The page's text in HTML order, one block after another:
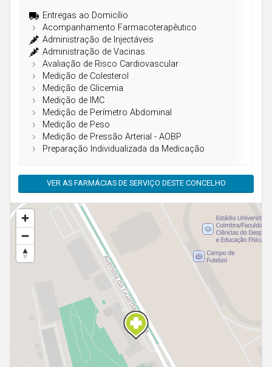
Entregas ao Domicílio
Acompanhamento Farmacoterapêutico
Administração de Injectáveis
Administração de Vacinas
Avaliação de Risco Cardiovascular
Medição de Colesterol
Medição de Glicemia
Medição de IMC
Medição de Perímetro Abdominal
Medição de Peso
Medição de Pressão Arterial - AOBP
Preparação Individualizada da Medicação
VER AS FARMÁCIAS DE SERVIÇO DESTE CONCELHO